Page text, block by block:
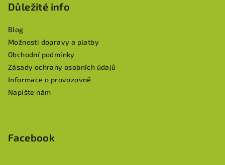
Důležité info
Blog
Možnosti dopravy a platby
Obchodní podmínky
Zásady ochrany osobních údajů
Informace o provozovně
Napište nám
Facebook